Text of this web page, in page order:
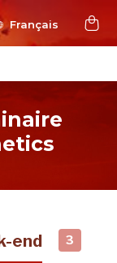
Français
end 3